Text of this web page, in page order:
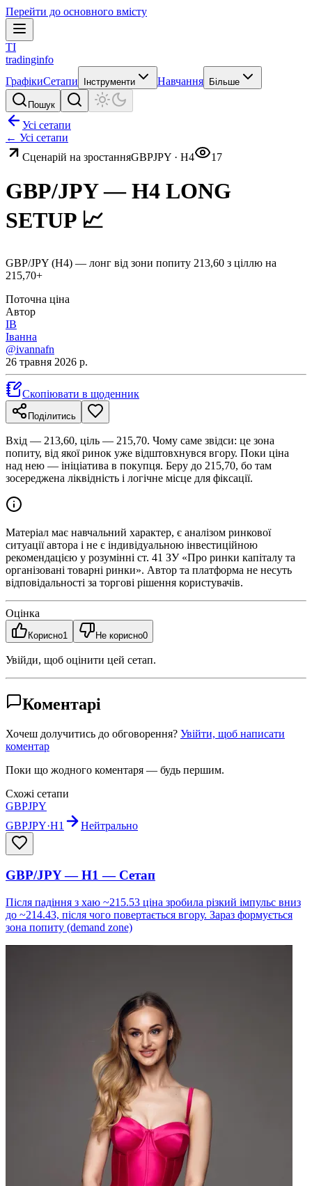
Перейти до основного вмісту
TI
tradinginfo
ГрафікиСетапи Інструменти Навчання Більше
Пошук
Усі сетапи
← Усі сетапи
Сценарій на зростанняGBPJPY · H4 17
GBP/JPY — H4 LONG
SETUP 📈
GBP/JPY (H4) — лонг від зони попиту 213,60 з ціллю на
215,70+
Поточна ціна
Автор
ІВ
Іванна
@ivannafn
26 травня 2026 р.
Скопіювати в щоденник
Поділитись
Вхід — 213,60, ціль — 215,70. Чому саме звідси: це зона
попиту, від якої ринок уже відштовхнувся вгору. Поки ціна
над нею — ініціатива в покупця. Беру до 215,70, бо там
зосереджена ліквідність і логічне місце для фіксації.
Матеріал має навчальний характер, є аналізом ринкової
ситуації автора і не є індивідуальною інвестиційною
рекомендацією у розумінні ст. 41 ЗУ «Про ринки капіталу та
організовані товарні ринки». Автор та платформа не несуть
відповідальності за торгові рішення користувачів.
Оцінка
Корисно1 Не корисно0
Увійди, щоб оцінити цей сетап.
Коментарі
Хочеш долучитись до обговорення? Увійти, щоб написати
коментар
Поки що жодного коментаря — будь першим.
Схожі сетапи
GBPJPY
GBPJPY·H1 Нейтрально
GBP/JPY — H1 — Сетап
Після падіння з хаю ~215.53 ціна зробила різкий імпульс вниз
до ~214.43, після чого повертається вгору. Зараз формується
зона попиту (demand zone)